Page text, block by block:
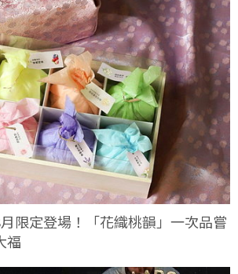
限定登場！「花織桃韻」一次品嘗
福